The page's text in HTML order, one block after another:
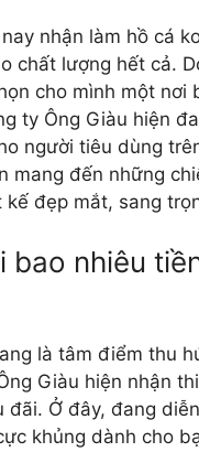
nhận làm hồ cá
chất lượng hết cả.
cho mình một nơi
ty Ông Giàu hiện
người tiêu dùng
mang đến những
đẹp mắt, sang
bao nhiêu
là tâm điểm thu
Giàu hiện nhận
đãi. Ở đây, đang
khủng dành cho